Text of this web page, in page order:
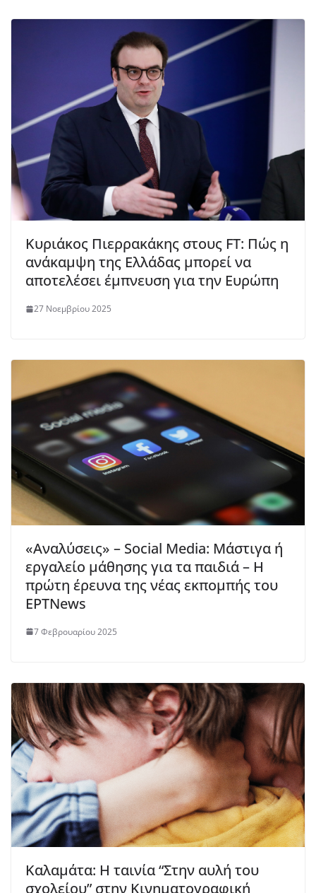
Κυριάκος Πιερρακάκης στους FT: Πώς η
ανάκαμψη της Ελλάδας μπορεί να
αποτελέσει έμπνευση για την Ευρώπη
27 Νοεμβρίου 2025
«Αναλύσεις» – Social Media: Μάστιγα ή
εργαλείο μάθησης για τα παιδιά – Η
πρώτη έρευνα της νέας εκπομπής του
ΕΡΤNews
7 Φεβρουαρίου 2025
Καλαμάτα: Η ταινία “Στην αυλή του
σχολείου” στην Κινηματογραφική